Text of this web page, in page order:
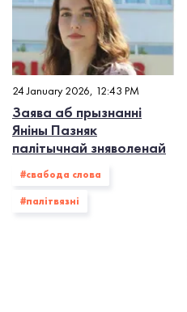
24 January 2026, 12:43 PM
Заява аб прызнанні
Яніны Пазняк
палітычнай зняволенай
#свабода слова
#палiтвязнi